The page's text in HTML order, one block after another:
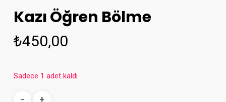
Kazı Öğren Bölme
₺450,00
Sadece 1 adet kaldı